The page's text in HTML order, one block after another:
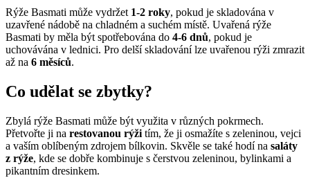
Rýže Basmati může vydržet 1-2 roky, pokud je skladována v
uzavřené nádobě na chladném a suchém místě. Uvařená rýže
Basmati by měla být spotřebována do 4-6 dnů, pokud je
uchovávána v lednici. Pro delší skladování lze uvařenou rýži zmrazit
až na 6 měsíců.
Co udělat se zbytky?
Zbylá rýže Basmati může být využita v různých pokrmech.
Přetvořte ji na restovanou rýži tím, že ji osmažíte s zeleninou, vejci
a vaším oblíbeným zdrojem bílkovin. Skvěle se také hodí na saláty
z rýže, kde se dobře kombinuje s čerstvou zeleninou, bylinkami a
pikantním dresinkem.